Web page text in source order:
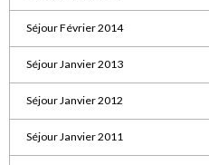
Séjour Février 2014
Séjour Janvier 2013
Séjour Janvier 2012
Séjour Janvier 2011